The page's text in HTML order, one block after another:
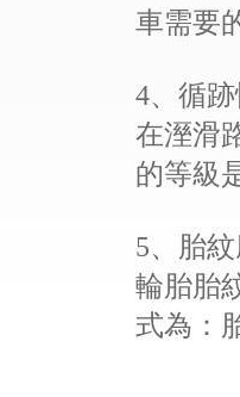
車需要
4、循
在溼滑
的等級
5、胎
輪胎胎
式為：